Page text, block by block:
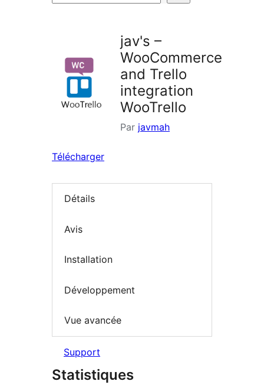
jav's –
WooCommerce
and Trello
integration
WooTrello
Par javmah
Télécharger
Détails
Avis
Installation
Développement
Vue avancée
Support
Statistiques